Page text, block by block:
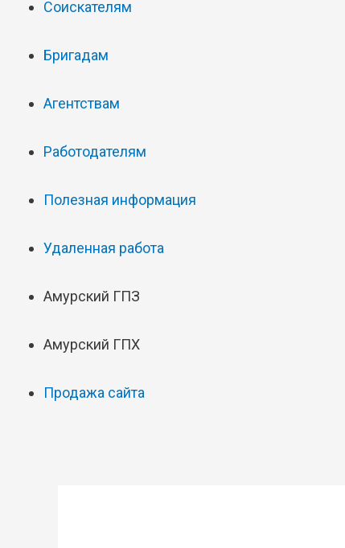
Соискателям
Бригадам
Агентствам
Работодателям
Полезная информация
Удаленная работа
Амурский ГПЗ
Амурский ГПХ
Продажа сайта